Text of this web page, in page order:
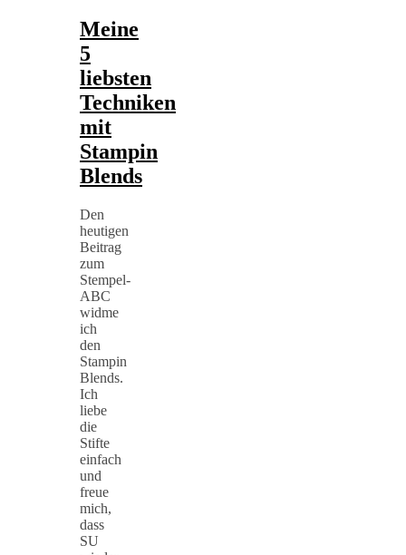
Meine
5
liebsten
Techniken
mit
Stampin
Blends
Den
heutigen
Beitrag
zum
Stempel-
ABC
widme
ich
den
Stampin
Blends.
Ich
liebe
die
Stifte
einfach
und
freue
mich,
dass
SU